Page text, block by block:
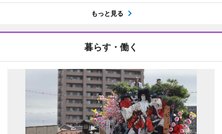
もっと見る
暮らす・働く